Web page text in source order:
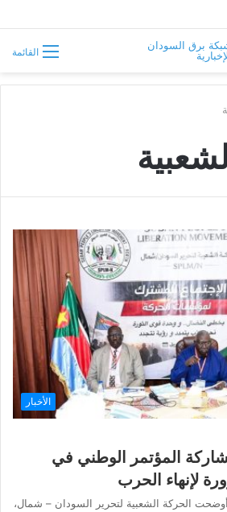
القائمة
الأخبار
المؤتمر الوطني في
لإنهاء الحرب
الحركة الشعبية لتحرير السودان – شمال،